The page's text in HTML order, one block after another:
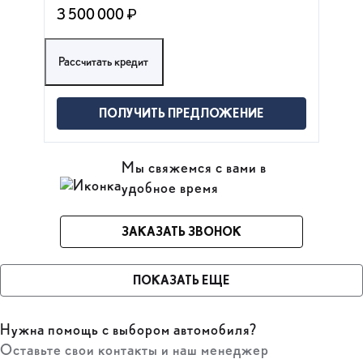
3 500 000 ₽
Рассчитать кредит
ПОЛУЧИТЬ ПРЕДЛОЖЕНИЕ
Мы свяжемся с вами в
удобное время
ЗАКАЗАТЬ ЗВОНОК
ПОКАЗАТЬ ЕЩЕ
Нужна помощь с выбором автомобиля?
Оставьте свои контакты и наш менеджер